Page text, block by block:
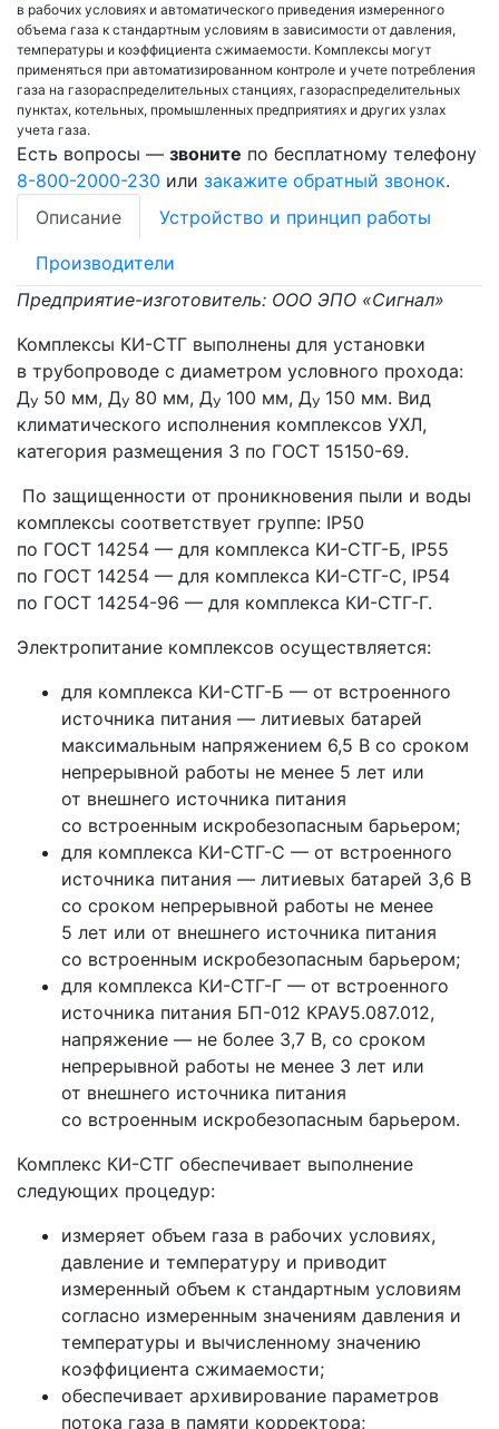
в рабочих условиях и автоматического приведения измеренного
объема газа к стандартным условиям в зависимости от давления,
температуры и коэффициента сжимаемости. Комплексы могут
применяться при автоматизированном контроле и учете потребления
газа на газораспределительных станциях, газораспределительных
пунктах, котельных, промышленных предприятиях и других узлах
учета газа.
Есть вопросы — звоните по бесплатному телефону
8-800-2000-230 или закажите обратный звонок.
Описание
Устройство и принцип работы
Производители
Предприятие-изготовитель: ООО ЭПО «Сигнал»
Комплексы КИ-СТГ выполнены для установки
в трубопроводе с диаметром условного прохода:
ДУ 50 мм, ДУ 80 мм, ДУ 100 мм, ДУ 150 мм. Вид
климатического исполнения комплексов УХЛ,
категория размещения 3 по ГОСТ 15150-69.
По защищенности от проникновения пыли и воды
комплексы соответствует группе: IP50
по ГОСТ 14254 — для комплекса КИ-СТГ-Б, IP55
по ГОСТ 14254 — для комплекса КИ-СТГ-С, IP54
по ГОСТ 14254-96 — для комплекса КИ-СТГ-Г.
Электропитание комплексов осуществляется:
для комплекса КИ-СТГ-Б — от встроенного
источника питания — литиевых батарей
максимальным напряжением 6,5 В со сроком
непрерывной работы не менее 5 лет или
от внешнего источника питания
со встроенным искробезопасным барьером;
для комплекса КИ-СТГ-С — от встроенного
источника питания — литиевых батарей 3,6 В
со сроком непрерывной работы не менее
5 лет или от внешнего источника питания
со встроенным искробезопасным барьером;
для комплекса КИ-СТГ-Г — от встроенного
источника питания БП-012 КРАУ5.087.012,
напряжение — не более 3,7 В, со сроком
непрерывной работы не менее 3 лет или
от внешнего источника питания
со встроенным искробезопасным барьером.
Комплекс КИ-СТГ обеспечивает выполнение
следующих процедур:
измеряет объем газа в рабочих условиях,
давление и температуру и приводит
измеренный объем к стандартным условиям
согласно измеренным значениям давления и
температуры и вычисленному значению
коэффициента сжимаемости;
обеспечивает архивирование параметров
потока газа в памяти корректора;